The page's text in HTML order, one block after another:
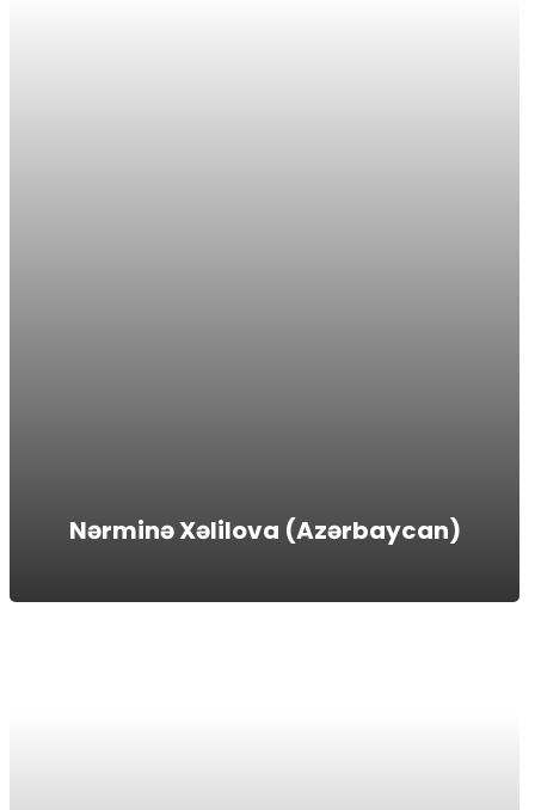
Nərminə Xəlilova (Azərbaycan)